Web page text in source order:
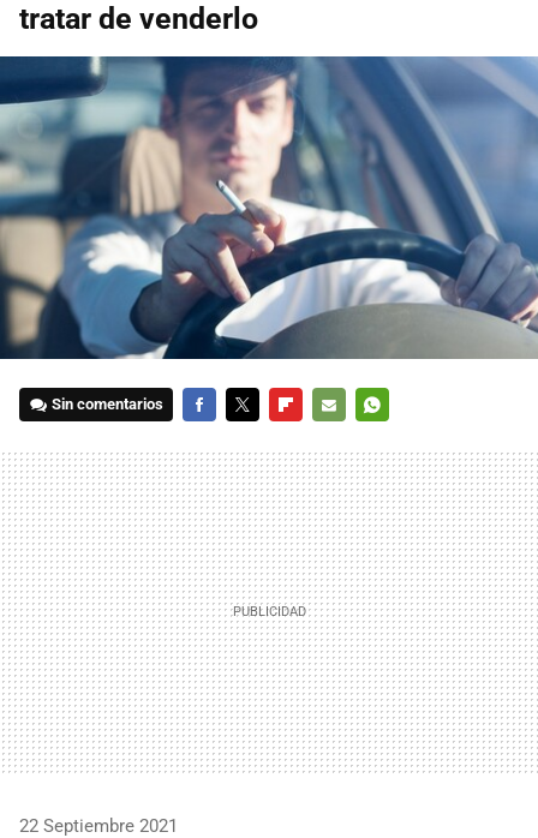
tratar de venderlo
Sin comentarios
MAIL
22 Septiembre 2021